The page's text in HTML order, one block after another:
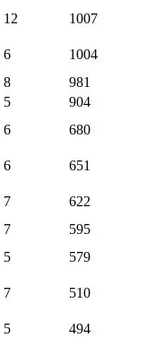
12 1007
6
1004
8
981
5
904
6 680
6 651
7
622
7
595
5 579
7 510
5 494